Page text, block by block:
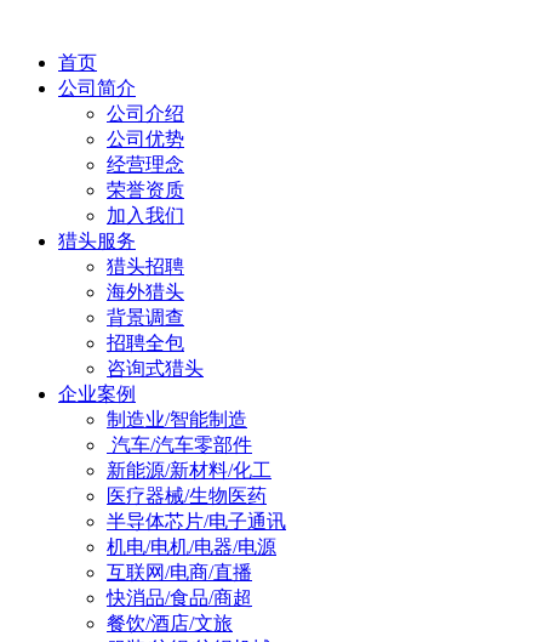
首页
公司简介
公司介绍
公司优势
经营理念
荣誉资质
加入我们
猎头服务
猎头招聘
海外猎头
背景调查
招聘全包
咨询式猎头
企业案例
制造业/智能制造
汽车/汽车零部件
新能源/新材料/化工
医疗器械/生物医药
半导体芯片/电子通讯
机电/电机/电器/电源
互联网/电商/直播
快消品/食品/商超
餐饮/酒店/文旅